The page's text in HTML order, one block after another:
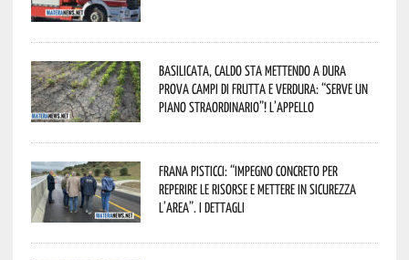
Basilicata, caldo sta mettendo a dura
prova campi di frutta e verdura: “Serve un
piano straordinario”! L’appello
Frana Pisticci: “Impegno concreto per
reperire le risorse e mettere in sicurezza
l’area”. I dettagli